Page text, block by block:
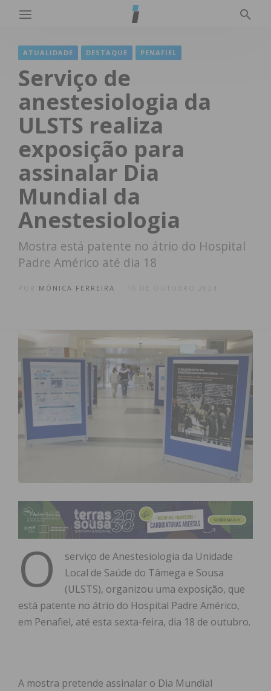
ATUALIDADE DESTAQUE PENAFIEL
Serviço de
anestesiologia da
ULSTS realiza
exposição para
assinalar Dia
Mundial da
Anestesiologia
Mostra está patente no átrio do Hospital
Padre Américo até dia 18
MÓNICA FERREIRA 16 DE OUTUBRO 2024
O
serviço de Anestesiologia da Unidade
Local de Saúde do Tâmega e Sousa
(ULSTS), organizou uma exposição, que
está patente no átrio do Hospital Padre Américo,
em Penafiel, até esta sexta-feira, dia 18 de outubro.
A mostra pretende assinalar o Dia Mundial